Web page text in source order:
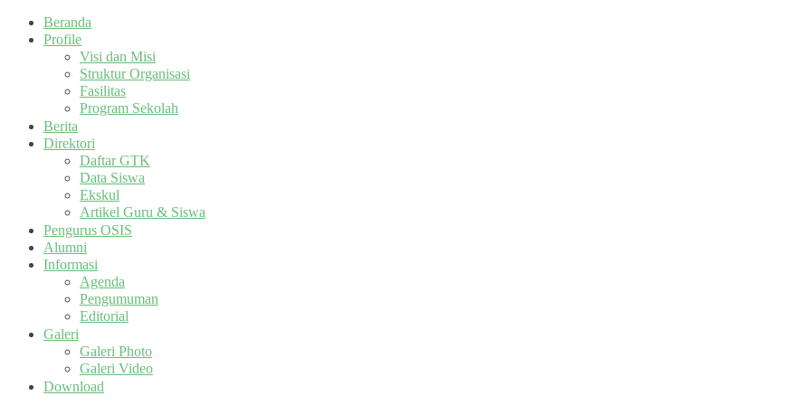
Beranda
Profile
Visi dan Misi
Struktur Organisasi
Fasilitas
Program Sekolah
Berita
Direktori
Daftar GTK
Data Siswa
Ekskul
Artikel Guru & Siswa
Pengurus OSIS
Alumni
Informasi
Agenda
Pengumuman
Editorial
Galeri
Galeri Photo
Galeri Video
Download